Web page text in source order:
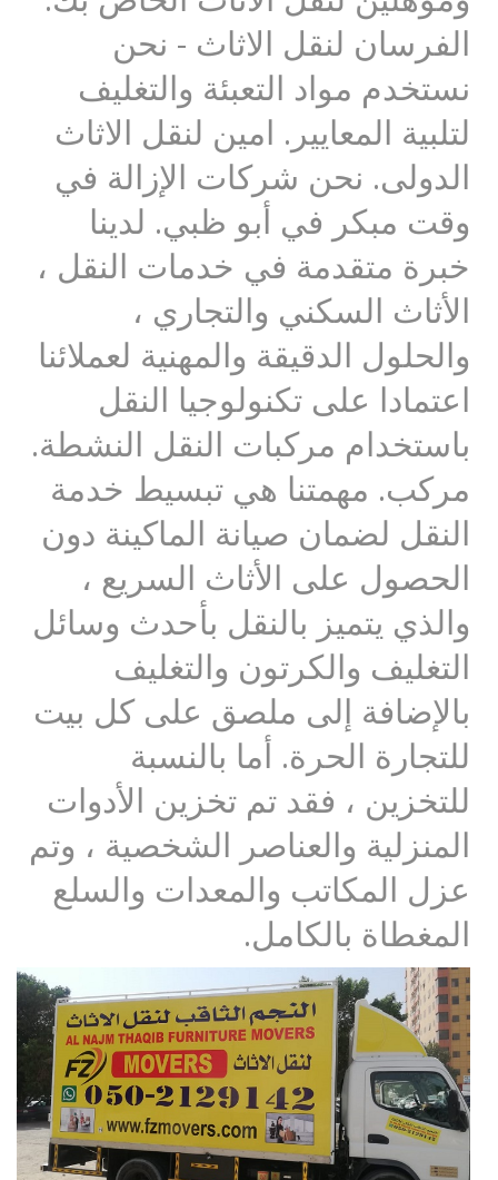
الفرسان لنقل الاثاث - نحن
نستخدم مواد التعبئة والتغليف
لتلبية المعايير. امين لنقل الاثاث
الدولى. نحن شركات الإزالة في
وقت مبكر في أبو ظبي. لدينا
خبرة متقدمة في خدمات النقل ،
الأثاث السكني والتجاري ،
والحلول الدقيقة والمهنية لعملائنا
اعتمادا على تكنولوجيا النقل
باستخدام مركبات النقل النشطة.
مركب. مهمتنا هي تبسيط خدمة
النقل لضمان صيانة الماكينة دون
الحصول على الأثاث السريع ،
والذي يتميز بالنقل بأحدث وسائل
التغليف والكرتون والتغليف
بالإضافة إلى ملصق على كل بيت
للتجارة الحرة. أما بالنسبة
للتخزين ، فقد تم تخزين الأدوات
المنزلية والعناصر الشخصية ، وتم
عزل المكاتب والمعدات والسلع
المغطاة بالكامل.